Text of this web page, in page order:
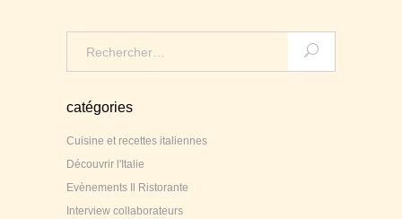
catégories
Cuisine et recettes italiennes
Découvrir l'Italie
Evènements Il Ristorante
Interview collaborateurs